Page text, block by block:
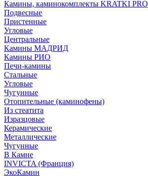
Камины, каминокомплекты KRATKI PRO
Подвесные
Пристенные
Угловые
Центральные
Камины МАДРИД
Камины РИО
Печи-камины
Стальные
Угловые
Чугунные
Отопительные (каминофены)
Из стеатита
Изразцовые
Керамические
Металлические
Чугунные
В Камне
INVICTA (Франция)
ЭкоКамин